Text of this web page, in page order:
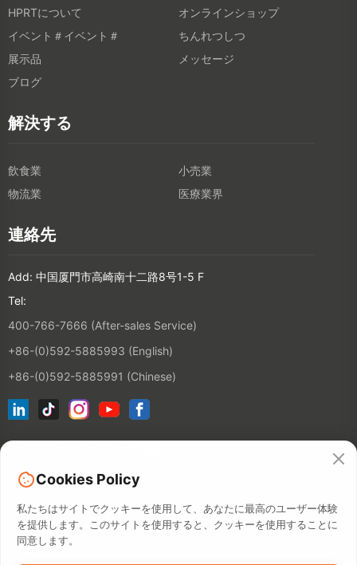
HPRTについて
オンラインショップ
イベント＃イベント＃
ちんれつしつ
展示品
メッセージ
ブログ
解決する
飲食業
小売業
物流業
医療業界
連絡先
Add: 中国厦門市高崎南十二路8号1-5 F
Tel:
400-766-7666 (After-sales Service)
+86-(0)592-5885993 (English)
+86-(0)592-5885991 (Chinese)
Cookies Policy
私たちはサイトでクッキーを使用して、あなたに最高のユーザー体験
を提供します。このサイトを使用すると、クッキーを使用することに
同意します。